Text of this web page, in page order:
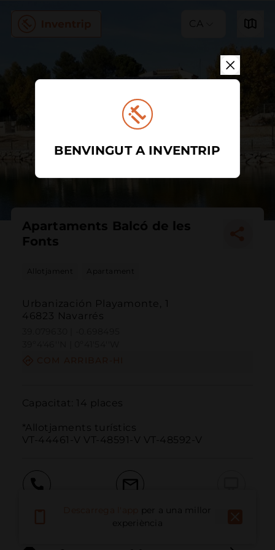
CA
Apartaments Balcó de les
Fonts
Allotjament Apartament
Urbanización Playamonte, 1
46823 Navarrés
Capacitat: 14 places
*Allotjaments turístics
VT-44461-V VT-48591-V VT-48592-V
Emailper a una millor
experiència
BENVINGUT A INVENTRIP